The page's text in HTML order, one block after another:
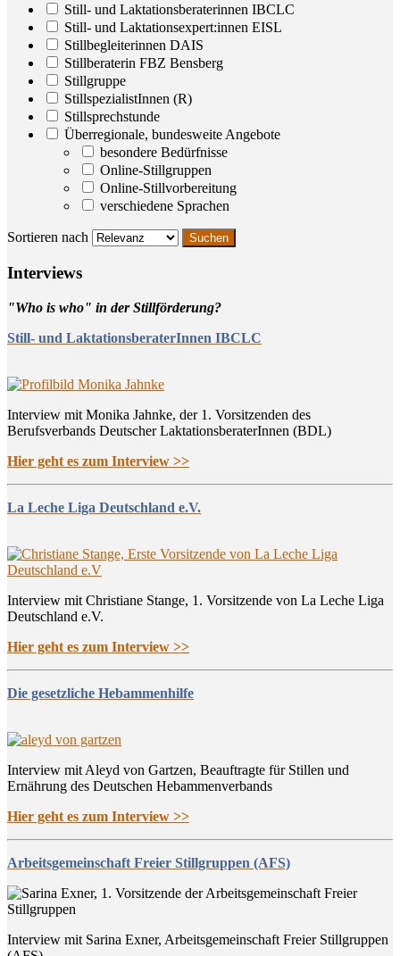
Still- und Laktationsberaterinnen IBCLC
Still- und Laktationsexpert:innen EISL
Stillbegleiterinnen DAIS
Stillberaterin FBZ Bensberg
Stillgruppe
StillspezialistInnen (R)
Stillsprechstunde
Überregionale, bundesweite Angebote
besondere Bedürfnisse
Online-Stillgruppen
Online-Stillvorbereitung
verschiedene Sprachen
Sortieren nach
Inter­views
"Who is who" in der Stillförderung?
Still- und LaktationsberaterInnen IBCLC
Interview mit Monika Jahnke, der 1. Vorsitzenden des
Berufsverbands Deutscher LaktationsberaterInnen (BDL)
Hier geht es zum Interview >>
La Leche Liga Deutschland e.V.
Interview mit Christiane Stange, 1. Vorsitzende von La Leche Liga
Deutschland e.V.
Hier geht es zum Interview >>
Die gesetzliche Hebammenhilfe
Interview mit Aleyd von Gartzen, Beauftragte für Stillen und
Ernährung des Deutschen Hebammenverbands
Hier geht es zum Interview >>
Arbeitsgemeinschaft Freier Stillgruppen (AFS)
Interview mit Sarina Exner, Arbeitsgemeinschaft Freier Stillgruppen